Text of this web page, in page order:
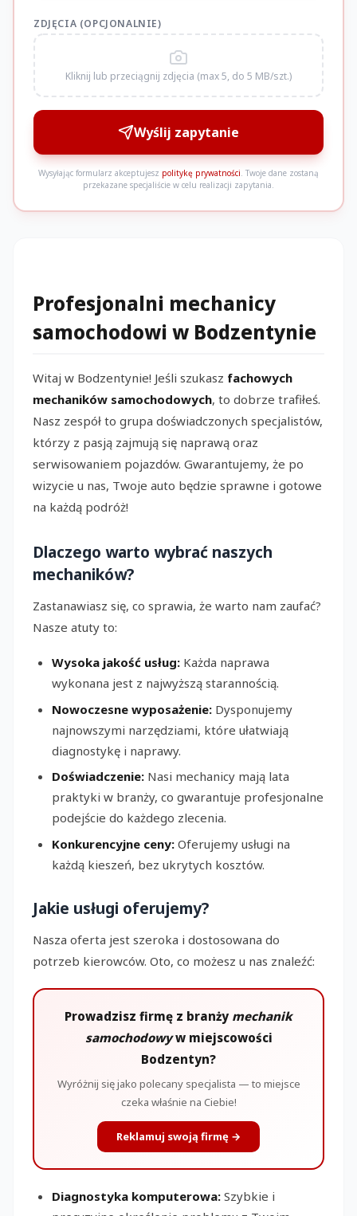
ZDJĘCIA (OPCJONALNIE)
Kliknij lub przeciągnij zdjęcia (max 5, do 5 MB/szt.)
Wyślij zapytanie
Wysyłając formularz akceptujesz politykę prywatności. Twoje dane zostaną
przekazane specjaliście w celu realizacji zapytania.
Profesjonalni mechanicy
samochodowi w Bodzentynie
Witaj w Bodzentynie! Jeśli szukasz fachowych
mechaników samochodowych, to dobrze trafiłeś.
Nasz zespół to grupa doświadczonych specjalistów,
którzy z pasją zajmują się naprawą oraz
serwisowaniem pojazdów. Gwarantujemy, że po
wizycie u nas, Twoje auto będzie sprawne i gotowe
na każdą podróż!
Dlaczego warto wybrać naszych
mechaników?
Zastanawiasz się, co sprawia, że warto nam zaufać?
Nasze atuty to:
Wysoka jakość usług: Każda naprawa
wykonana jest z najwyższą starannością.
Nowoczesne wyposażenie: Dysponujemy
najnowszymi narzędziami, które ułatwiają
diagnostykę i naprawy.
Doświadczenie: Nasi mechanicy mają lata
praktyki w branży, co gwarantuje profesjonalne
podejście do każdego zlecenia.
Konkurencyjne ceny: Oferujemy usługi na
każdą kieszeń, bez ukrytych kosztów.
Jakie usługi oferujemy?
Nasza oferta jest szeroka i dostosowana do
potrzeb kierowców. Oto, co możesz u nas znaleźć:
Prowadzisz firmę z branży mechanik
samochodowyw miejscowości
Bodzentyn?
Wyróżnij się jako polecany specjalista — to miejsce
czeka właśnie na Ciebie!
Reklamuj swoją firmę →
Diagnostyka komputerowa: Szybkie i